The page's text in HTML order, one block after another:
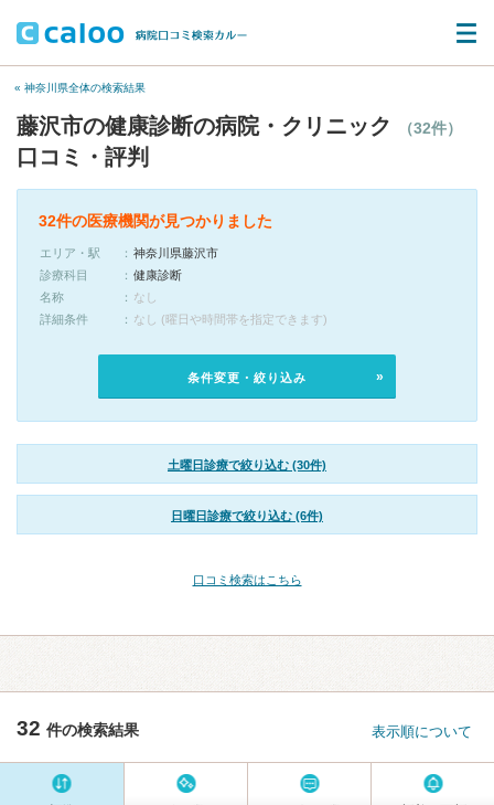
« 神奈川県全体の検索結果
藤沢市の健康診断の病院・クリニック （32件）
口コミ・評判
32件の医療機関が見つかりました
エリア・駅
神奈川県藤沢市
診療科目
健康診断
名称
なし
詳細条件
なし (曜日や時間帯を指定できます)
条件変更・絞り込み
土曜日診療で絞り込む (30件)
日曜日診療で絞り込む (6件)
口コミ検索はこちら
32 件の検索結果 表示順について